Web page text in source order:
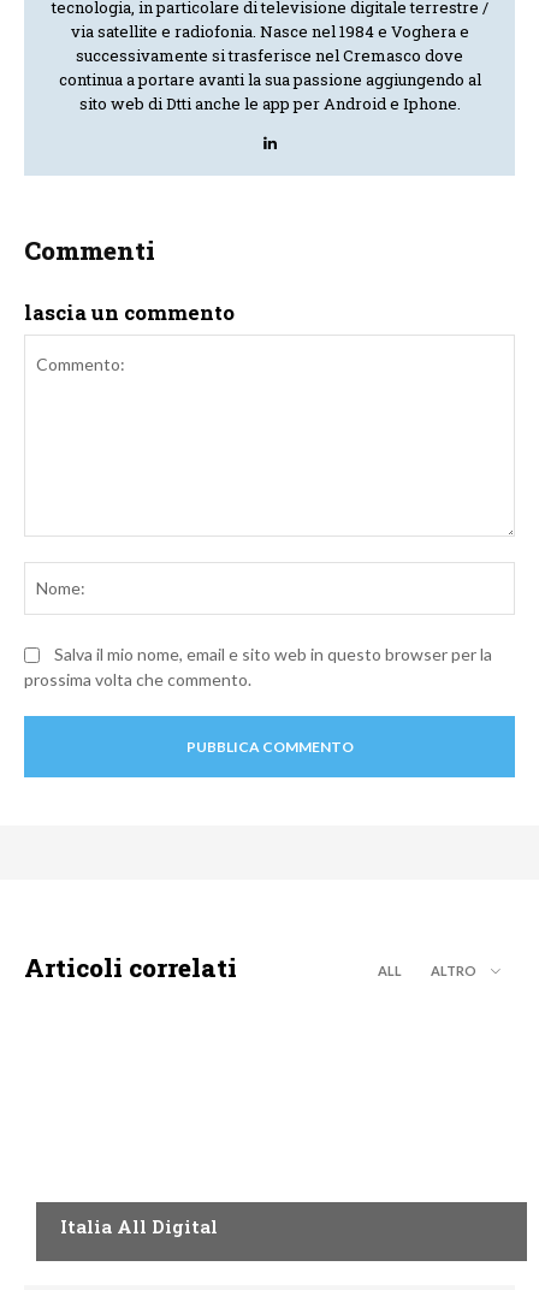
tecnologia, in particolare di televisione digitale terrestre /
via satellite e radiofonia. Nasce nel 1984 e Voghera e
successivamente si trasferisce nel Cremasco dove
continua a portare avanti la sua passione aggiungendo al
sito web di Dtti anche le app per Android e Iphone.
Commenti
lascia un commento
Salva il mio nome, email e sito web in questo browser per la
prossima volta che commento.
Articoli correlati ALL ALTRO
Italia All Digital